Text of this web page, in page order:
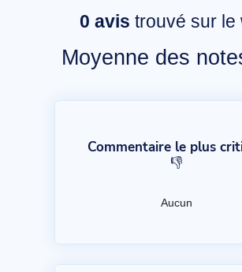
0 avis trouvé sur le
Moyenne des
Commentaire le plus
👎
Aucun